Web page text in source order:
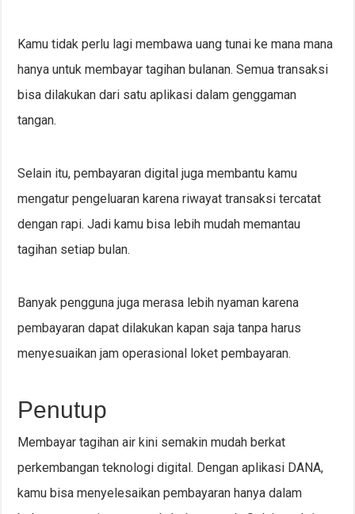
Kamu tidak perlu lagi membawa uang tunai ke mana mana
hanya untuk membayar tagihan bulanan. Semua transaksi
bisa dilakukan dari satu aplikasi dalam genggaman
tangan.
Selain itu, pembayaran digital juga membantu kamu
mengatur pengeluaran karena riwayat transaksi tercatat
dengan rapi. Jadi kamu bisa lebih mudah memantau
tagihan setiap bulan.
Banyak pengguna juga merasa lebih nyaman karena
pembayaran dapat dilakukan kapan saja tanpa harus
menyesuaikan jam operasional loket pembayaran.
Penutup
Membayar tagihan air kini semakin mudah berkat
perkembangan teknologi digital. Dengan aplikasi DANA,
kamu bisa menyelesaikan pembayaran hanya dalam